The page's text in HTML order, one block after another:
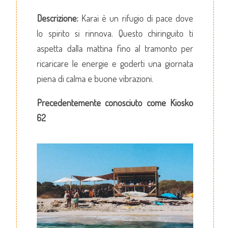
Descrizione: Karai è un rifugio di pace dove
lo spirito si rinnova. Questo chiringuito ti
aspetta dalla mattina fino al tramonto per
ricaricare le energie e goderti una giornata
piena di calma e buone vibrazioni.
Precedentemente conosciuto come Kiosko
62